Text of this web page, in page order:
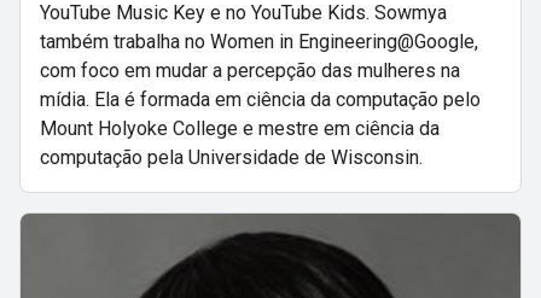
YouTube Music Key e no YouTube Kids. Sowmya
também trabalha no Women in Engineering@Google,
com foco em mudar a percepção das mulheres na
mídia. Ela é formada em ciência da computação pelo
Mount Holyoke College e mestre em ciência da
computação pela Universidade de Wisconsin.